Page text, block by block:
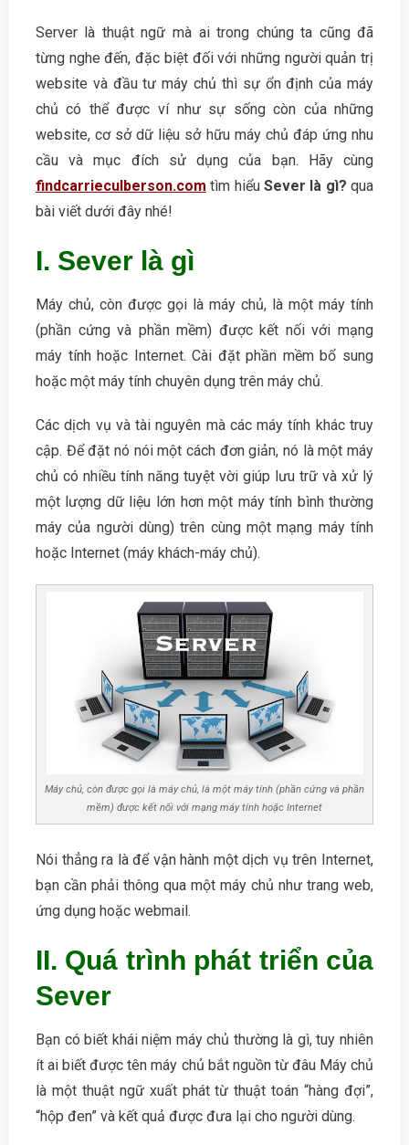
Server là thuật ngữ mà ai trong chúng ta cũng đã
từng nghe đến, đặc biệt đối với những người quản trị
website và đầu tư máy chủ thì sự ổn định của máy
chủ có thể được ví như sự sống còn của những
website, cơ sở dữ liệu sở hữu máy chủ đáp ứng nhu
cầu và mục đích sử dụng của bạn. Hãy cùng
findcarrieculberson.com tìm hiểu Sever là gì?qua
bài viết dưới đây nhé!
I. Sever là gì
Máy chủ, còn được gọi là máy chủ, là một máy tính
(phần cứng và phần mềm) được kết nối với mạng
máy tính hoặc Internet. Cài đặt phần mềm bổ sung
hoặc một máy tính chuyên dụng trên máy chủ.
Các dịch vụ và tài nguyên mà các máy tính khác truy
cập. Để đặt nó nói một cách đơn giản, nó là một máy
chủ có nhiều tính năng tuyệt vời giúp lưu trữ và xử lý
một lượng dữ liệu lớn hơn một máy tính bình thường
máy của người dùng) trên cùng một mạng máy tính
hoặc Internet (máy khách-máy chủ).
Máy chủ, còn được gọi là máy chủ, là một máy tính (phần cứng và phần
mềm) được kết nối với mạng máy tính hoặc Internet
Nói thẳng ra là để vận hành một dịch vụ trên Internet,
bạn cần phải thông qua một máy chủ như trang web,
ứng dụng hoặc webmail.
II. Quá trình phát triển của
Sever
Bạn có biết khái niệm máy chủ thường là gì, tuy nhiên
ít ai biết được tên máy chủ bắt nguồn từ đâu Máy chủ
là một thuật ngữ xuất phát từ thuật toán “hàng đợi”,
“hộp đen” và kết quả được đưa lại cho người dùng.